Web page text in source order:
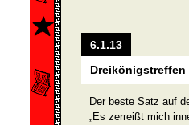
6.1.13
Dreikönigstreffen
Der beste Satz auf
„Es zerreißt mich